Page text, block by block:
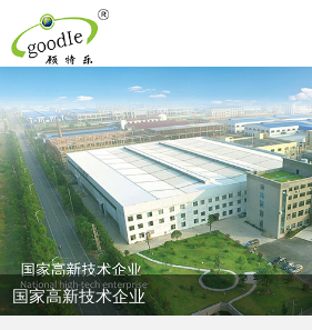
追求生命圆满，传承中华孝道！